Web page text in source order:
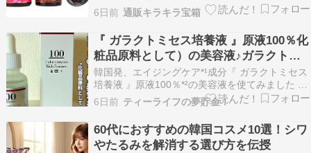
発 ヘアケア特別セット※画像クリックで商品詳細
へ２０周年記念！ ＜クリームバス＞ バリ王宮ヘ
アエステ 頭皮と髪にハリツヤ保湿！ 専門サロン
開発 ヘアケア特別セット頭皮と髪の専門サロンで
ある…
6日前 通販キラキラ宝箱
『 ガラクトミセス培養液 』原液100％化
粧品原料として）の美容液♪ガラクトミ
セス培養液100
韓国発、エイジングケア*¹成分『 ガラクトミセス
培養液 』原液100％*²の美容液を使てみました そ
れが、「ガラクトミセス培養液100」です。 ガラ
クトミセス培養液100 １００の文字が印象的なラ
ベルのシンプルなパッケージですね。 キャップ部
分がスポイト式になっていますよ。 取…
6日前 ティーライフの夢貯金！
60代におすすめの韓国コスメ10選！シワ
やたるみを解消する選び方を伝授